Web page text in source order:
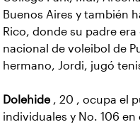
Buenos Aires y también
Rico, donde su padre
nacional de voleibol de
hermano, Jordi, jugó
Dolehide , 20 , ocupa el
individuales y No. 106 en